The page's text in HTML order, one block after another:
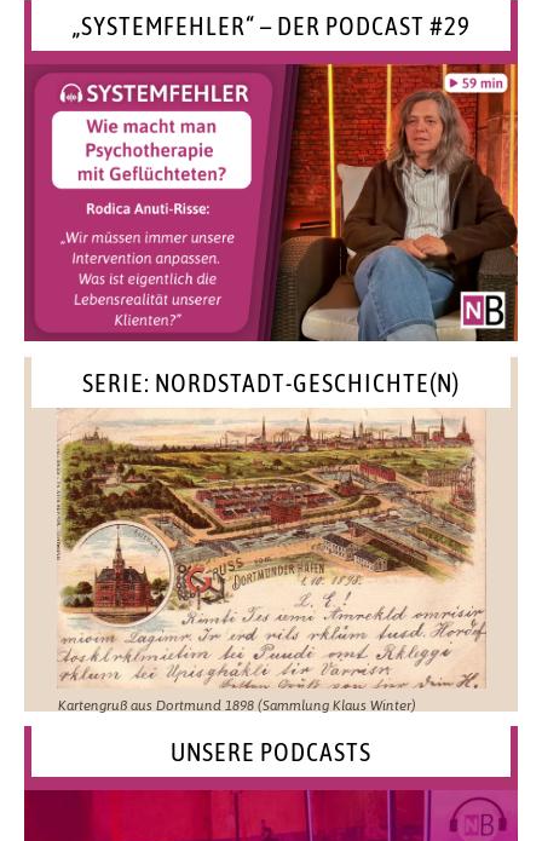
„SYSTEMFEHLER“ – DER PODCAST #29
SERIE: NORDSTADT-GESCHICHTE(N)
Kartengruß aus Dortmund 1898 (Sammlung Klaus Winter)
UNSERE PODCASTS